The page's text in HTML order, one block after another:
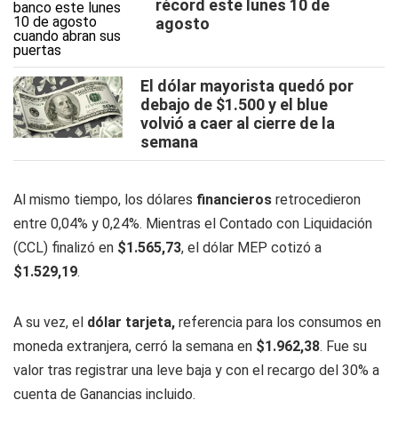
récord este lunes 10 de
agosto
El dólar mayorista quedó por
debajo de $1.500 y el blue
volvió a caer al cierre de la
semana
Al mismo tiempo, los dólares financieros retrocedieron
entre 0,04% y 0,24%. Mientras el Contado con Liquidación
(CCL) finalizó en $1.565,73, el dólar MEP cotizó a
$1.529,19.
A su vez, el dólar tarjeta, referencia para los consumos en
moneda extranjera, cerró la semana en $1.962,38. Fue su
valor tras registrar una leve baja y con el recargo del 30% a
cuenta de Ganancias incluido.